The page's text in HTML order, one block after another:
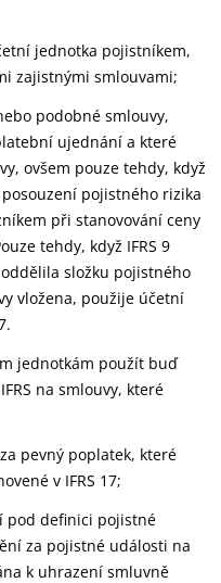
jednotka pojistníkem,
zajistnými smlouvami;
podobné smlouvy,
ujednání a které
ovšem pouze tehdy, když
pojistného rizika
při stanovování ceny
tehdy, když IFRS 9
složku pojistného
vložena, použije účetní
jednotkám použít buď
na smlouvy, které
pevný poplatek, které
v IFRS 17;
pod definici pojistné
za pojistné události na
k uhrazení smluvně